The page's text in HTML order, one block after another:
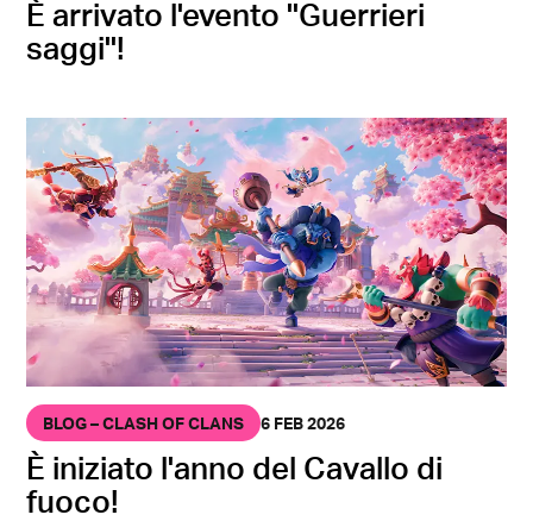
È arrivato l'evento ''Guerrieri
saggi''!
BLOG – CLASH OF CLANS 6 FEB 2026
È iniziato l'anno del Cavallo di
fuoco!